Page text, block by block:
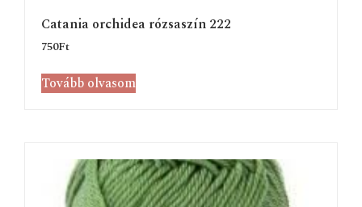
Catania orchidea rózsaszín 222
750Ft
Tovább olvasom